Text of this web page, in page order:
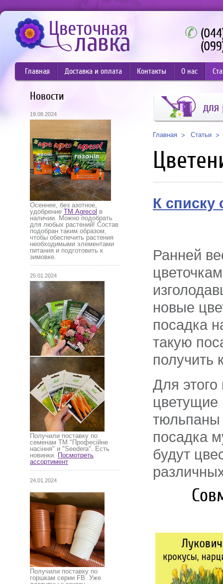
Главная Доставка и оплата Контакты О нас
Новости
19.08.2024
Осеннее, без азотное,
удобрение ТМ Agrecol в
наличии. Можно подобрать
для любых растений! Состав
подобран таким образом,
чтобы обеспечить растения
необходимыми элементами
питания и подготовить к
зимовке.
25.01.2024
Получили поставку по
семенам ТМ "Професійне
насіння" и "Seedera". Есть
новинки. Посмотреть
ассортимент
24.01.2024
Получили поставку по
горшкам серии FB. Уже
для
Главная Статьи
К списку
Ранней
новые
посадка
такую
получить
Для
цветущие
тюльпаны
посадка
будут